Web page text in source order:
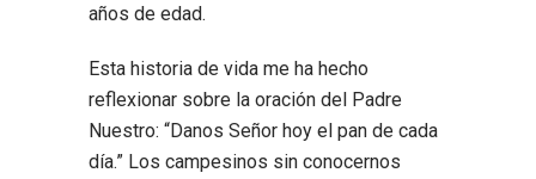
años de edad.
Esta historia de vida me ha hecho
reflexionar sobre la oración del Padre
Nuestro: “Danos Señor hoy el pan de cada
día.” Los campesinos sin conocernos